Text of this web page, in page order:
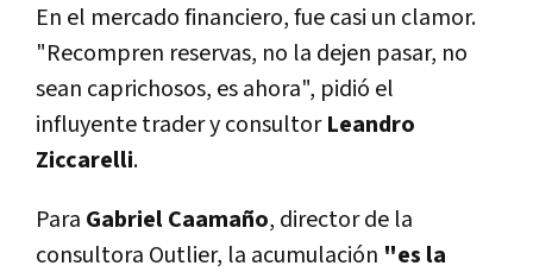
En el mercado financiero, fue casi un clamor.
"Recompren reservas, no la dejen pasar, no
sean caprichosos, es ahora", pidió el
influyente trader y consultorLeandro
Ziccarelli.
Para Gabriel Caamaño, director de la
consultora Outlier, la acumulación "es la